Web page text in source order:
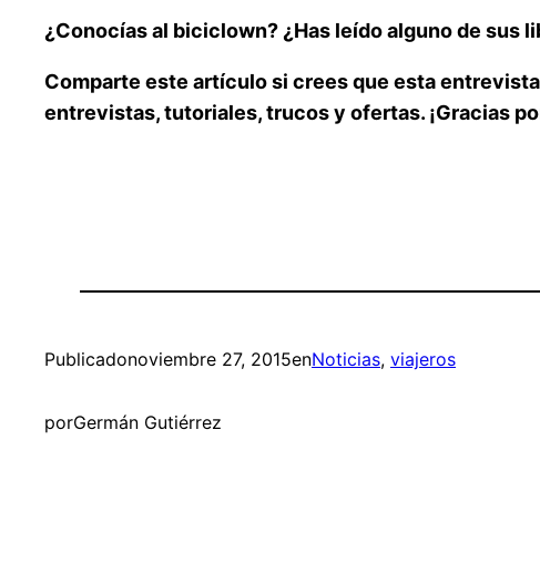
¿Conocías al biciclown? ¿Has leído alguno de sus
Comparte este artículo si crees que esta
entrevistas, tutoriales, trucos y ofertas. ¡Gracias
Publicadonoviembre 27, 2015enNoticias, viajeros
porGermán Gutiérrez